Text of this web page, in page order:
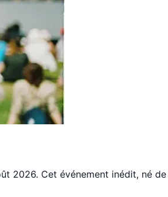
2026. Cet événement inédit, né